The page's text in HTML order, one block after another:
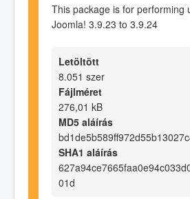
This package is for performing
Joomla! 3.9.23 to 3.9.24
Letöltött
8.051 szer
Fájlméret
276,01 kB
MD5 aláírás
SHA1 aláírás
01d